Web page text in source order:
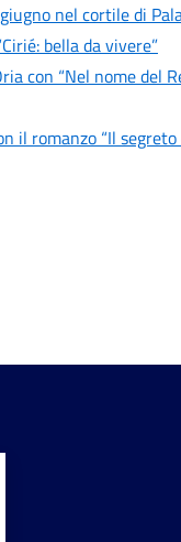
nel cortile di
bella da vivere”
con “Nel nome del
il romanzo “Il